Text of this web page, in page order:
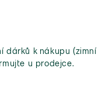
dárků k nákupu (zimní
u prodejce.